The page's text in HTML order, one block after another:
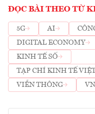
ĐỌC BÀI THEO TỪ
5G AI
DIGITAL ECONOMY
KINH TẾ SỐ
TẠP CHÍ KINH TẾ
VIỄN THÔNG